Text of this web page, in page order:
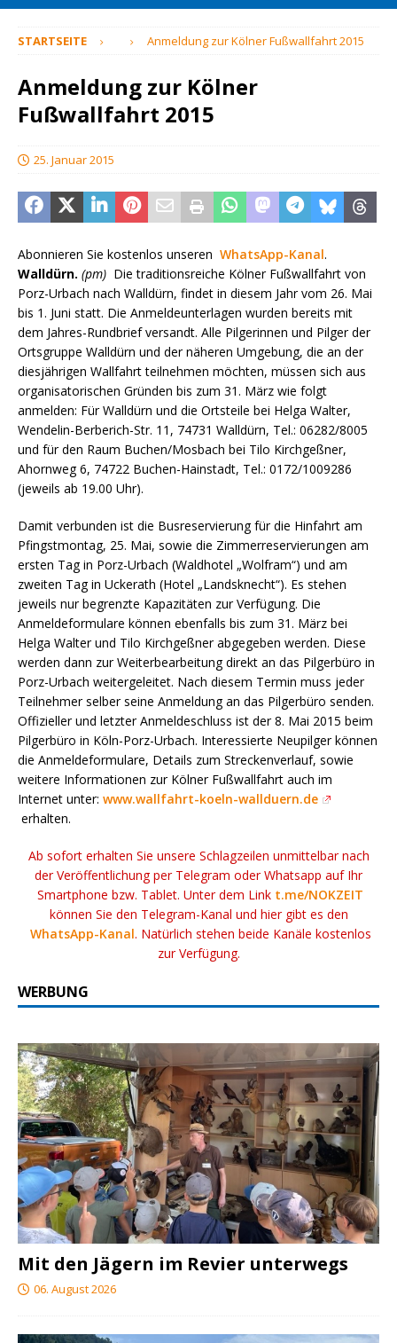
STARTSEITE Anmeldung zur Kölner Fußwallfahrt 2015
Anmeldung zur Kölner
Fußwallfahrt 2015
25. Januar 2015
Abonnieren Sie kostenlos unseren WhatsApp-Kanal.
Walldürn. (pm) Die traditionsreiche Kölner Fußwallfahrt von
Porz-Urbach nach Walldürn, findet in diesem Jahr vom 26. Mai
bis 1. Juni statt. Die Anmeldeunterlagen wurden bereits mit
dem Jahres-Rundbrief versandt. Alle Pilgerinnen und Pilger der
Ortsgruppe Walldürn und der näheren Umgebung, die an der
diesjährigen Wallfahrt teilnehmen möchten, müssen sich aus
organisatorischen Gründen bis zum 31. März wie folgt
anmelden: Für Walldürn und die Ortsteile bei Helga Walter,
Wendelin-Berberich-Str. 11, 74731 Walldürn, Tel.: 06282/8005
und für den Raum Buchen/Mosbach bei Tilo Kirchgeßner,
Ahornweg 6, 74722 Buchen-Hainstadt, Tel.: 0172/1009286
(jeweils ab 19.00 Uhr).
Damit verbunden ist die Busreservierung für die Hinfahrt am
Pfingstmontag, 25. Mai, sowie die Zimmerreservierungen am
ersten Tag in Porz-Urbach (Waldhotel „Wolfram“) und am
zweiten Tag in Uckerath (Hotel „Landsknecht“). Es stehen
jeweils nur begrenzte Kapazitäten zur Verfügung. Die
Anmeldeformulare können ebenfalls bis zum 31. März bei
Helga Walter und Tilo Kirchgeßner abgegeben werden. Diese
werden dann zur Weiterbearbeitung direkt an das Pilgerbüro in
Porz-Urbach weitergeleitet. Nach diesem Termin muss jeder
Teilnehmer selber seine Anmeldung an das Pilgerbüro senden.
Offizieller und letzter Anmeldeschluss ist der 8. Mai 2015 beim
Pilgerbüro in Köln-Porz-Urbach. Interessierte Neupilger können
die Anmeldeformulare, Details zum Streckenverlauf, sowie
weitere Informationen zur Kölner Fußwallfahrt auch im
Internet unter: www.wallfahrt-koeln-wallduern.de
erhalten.
Ab sofort erhalten Sie unsere Schlagzeilen unmittelbar nach
der Veröffentlichung per Telegram oder Whatsapp auf Ihr
Smartphone bzw. Tablet. Unter dem Link t.me/NOKZEIT
können Sie den Telegram-Kanal und hier gibt es den
WhatsApp-Kanal. Natürlich stehen beide Kanäle kostenlos
zur Verfügung.
WERBUNG
Mit den Jägern im Revier unterwegs
06. August 2026